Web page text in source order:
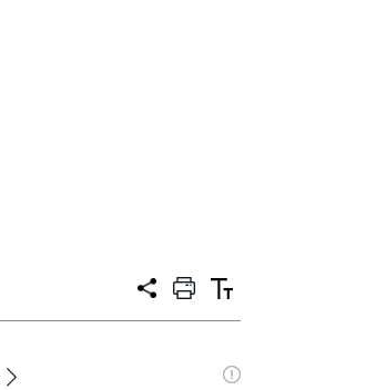
공
프
트
텍
트